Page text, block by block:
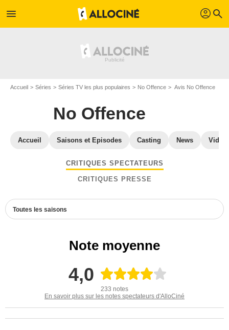
menu profil search
Accueil Séries Séries TV les plus populaires No Offence Avis No Offence
No Offence
Accueil Saisons et Episodes Casting News
CRITIQUES SPECTATEURS
CRITIQUES PRESSE
Toutes les saisons
Note moyenne
4,0
233 notes
En savoir plus sur les notes spectateurs d'AlloCiné